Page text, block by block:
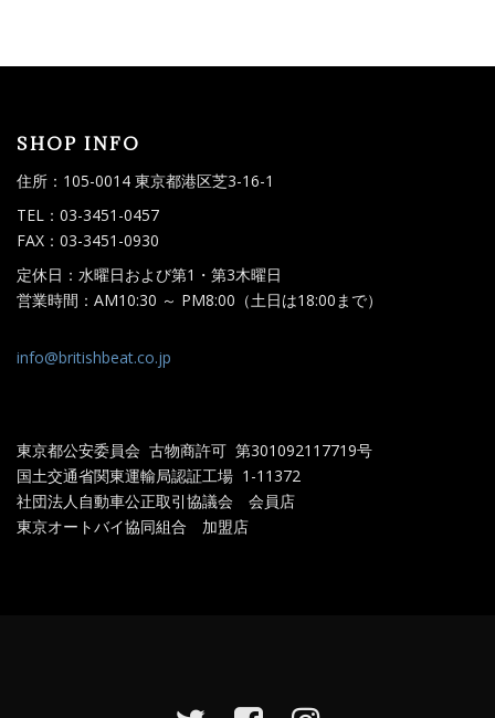
SHOP INFO
住所：105-0014 東京都港区芝3-16-1
TEL：03-3451-0457
FAX：03-3451-0930
定休日：水曜日および第1・第3木曜日
営業時間：AM10:30 ～ PM8:00（土日は18:00まで）
info@britishbeat.co.jp
東京都公安委員会 古物商許可 第301092117719号
国土交通省関東運輸局認証工場 1-11372
社団法人自動車公正取引協議会 会員店
東京オートバイ協同組合 加盟店